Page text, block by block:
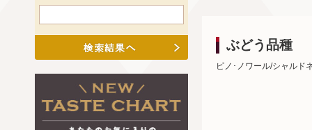
ぶどう品種
ピノ･ノワール/シャルド